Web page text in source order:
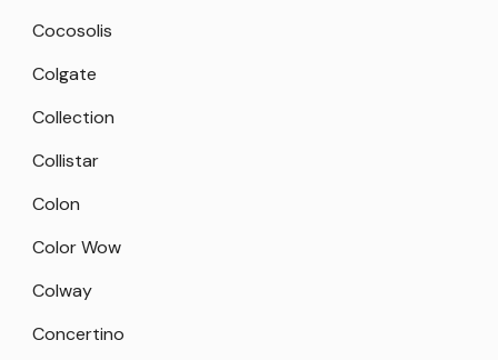
Cocosolis
Colgate
Collection
Collistar
Colon
Color Wow
Colway
Concertino